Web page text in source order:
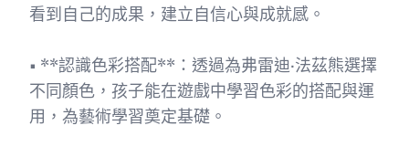
看到自己的成果，建立自信心與成就感。
• **認識色彩搭配**：透過為弗雷迪·法茲熊選擇
不同顏色，孩子能在遊戲中學習色彩的搭配與運
用，為藝術學習奠定基礎。